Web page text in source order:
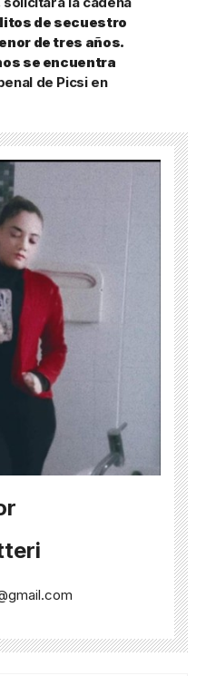
de secuestro
de tres años.
se encuentra
de Picsi en